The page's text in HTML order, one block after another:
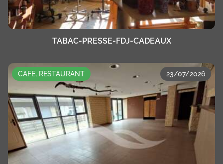
TABAC-PRESSE-FDJ-CADEAUX
CAFE, RESTAURANT 23/07/2026